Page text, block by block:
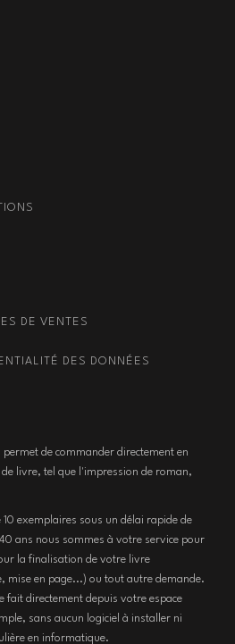
DE VENTES
DES DONNÉES
de commander directement en
livre, tel que l'impression de roman,
exemplaires sous un délai rapide de
ans nous sommes à votre service pour
la finalisation de votre livre
mise en page...) ou tout autre demande.
fait directement depuis votre espace
sans aucun logiciel à installer ni
en informatique.